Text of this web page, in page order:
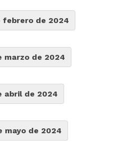
febrero de 2024
marzo de 2024
abril de 2024
mayo de 2024